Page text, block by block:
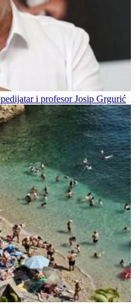
i profesor Josip Grgurić